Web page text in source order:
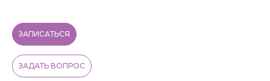
ЗАПИСАТЬСЯ
ЗАДАТЬ ВОПРОС